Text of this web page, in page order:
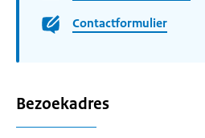
Contactformulier
Bezoekadres